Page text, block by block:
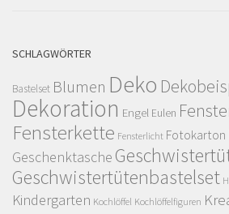
SCHLAGWÖRTER
Bastelset Blumen Deko
Dekoration Engel Eulen
Fensterkette Fensterlicht Fotokarton
Geschenktasche
Geschwistertütenbastelset
Kindergarten Kochlöffel Kochlöffelfiguren